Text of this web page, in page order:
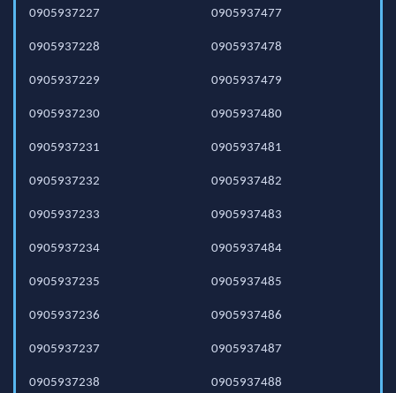
0905937227
0905937228
0905937229
0905937230
0905937231
0905937232
0905937233
0905937234
0905937235
0905937236
0905937237
0905937238
0905937477
0905937478
0905937479
0905937480
0905937481
0905937482
0905937483
0905937484
0905937485
0905937486
0905937487
0905937488